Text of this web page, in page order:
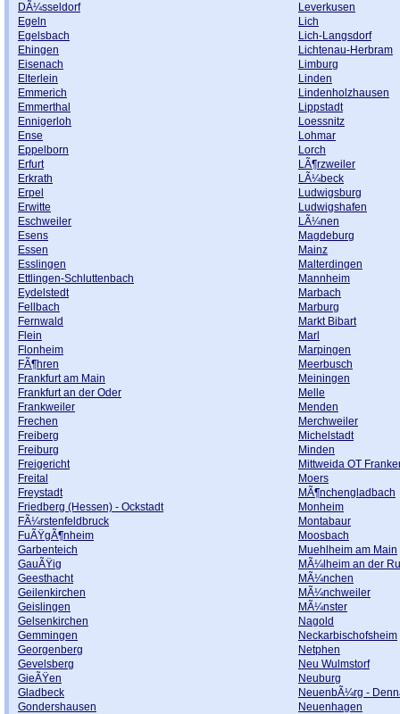
DÃ¼sseldorf
Leverkusen
Egeln
Lich
Egelsbach
Lich-Langsdorf
Ehingen
Lichtenau-Herbram
Eisenach
Limburg
Elterlein
Linden
Emmerich
Lindenholzhausen
Emmerthal
Lippstadt
Ennigerloh
Loessnitz
Ense
Lohmar
Eppelborn
Lorch
Erfurt
LÃ¶rzweiler
Erkrath
LÃ¼beck
Erpel
Ludwigsburg
Erwitte
Ludwigshafen
Eschweiler
LÃ¼nen
Esens
Magdeburg
Essen
Mainz
Esslingen
Malterdingen
Ettlingen-Schluttenbach
Mannheim
Eydelstedt
Marbach
Fellbach
Marburg
Fernwald
Markt Bibart
Flein
Marl
Flonheim
Marpingen
FÃ¶hren
Meerbusch
Frankfurt am Main
Meiningen
Frankfurt an der Oder
Melle
Frankweiler
Menden
Frechen
Merchweiler
Freiberg
Michelstadt
Freiburg
Minden
Freigericht
Mittweida OT
Freital
Moers
Freystadt
MÃ¶nchengladbach
Friedberg (Hessen) - Ockstadt
Monheim
FÃ¼rstenfeldbruck
Montabaur
FuÃŸgÃ¶nheim
Moosbach
Garbenteich
Muehlheim am Main
GauÃŸig
MÃ¼lheim an der
Geesthacht
MÃ¼nchen
Geilenkirchen
MÃ¼nchweiler
Geislingen
MÃ¼nster
Gelsenkirchen
Nagold
Gemmingen
Neckarbischofsheim
Georgenberg
Netphen
Gevelsberg
Neu Wulmstorf
GieÃŸen
Neuburg
Gladbeck
NeuenbÃ¼rg -
Gondershausen
Neuenhagen